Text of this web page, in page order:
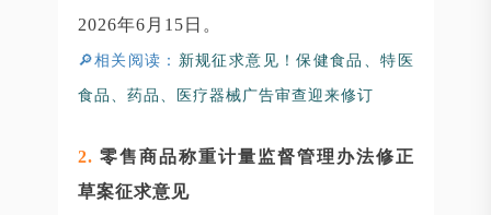
2026年6月15日。
🔎相关阅读： 新规征求意见！保健食品、特医
食品、药品、医疗器械广告审查迎来修订
2. 零售商品称重计量监督管理办法修正
草案征求意见